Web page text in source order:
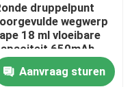
druppelpunt
wegwerp
18 ml vloeibare
650mAh
Aanvraag sturen